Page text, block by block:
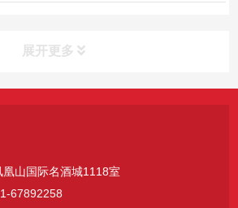
策，甚至开始加入到其中。本文主要是从如下
展开更多
山国际名酒城1118室
67892258